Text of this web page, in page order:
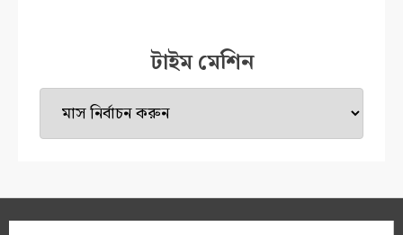
টাইম মেশিন
টাইম
মেশিন